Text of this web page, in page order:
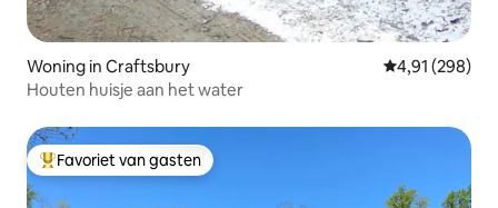
Woning in Craftsbury Gemiddelde
4,91 (298)
Houten huisje aan het water
Topfavoriet van gasten
Favoriet van gasten